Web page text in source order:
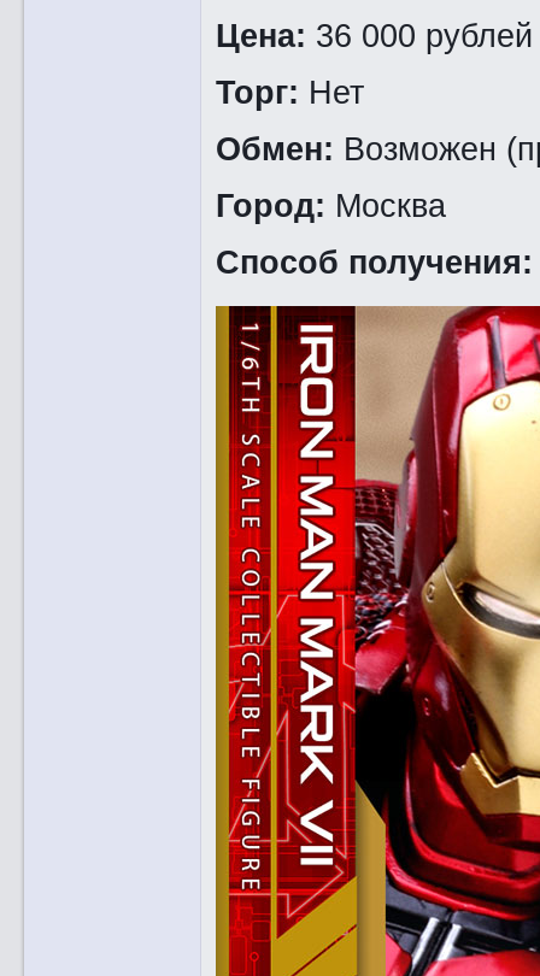
Цена: 36 000 рублей
Торг: Нет
Обмен: Возможен
Город: Москва
Способ получения: